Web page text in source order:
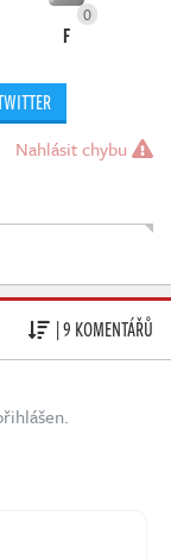
0
F
Nahlásit chybu
| 9 KOMENTÁŘŮ